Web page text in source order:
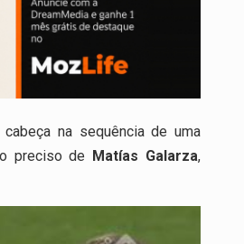
cabeça na sequência de uma
preciso de Matías Galarza,